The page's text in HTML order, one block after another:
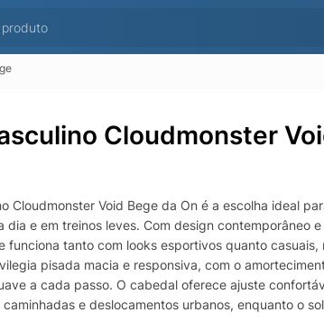
Cloudmonster
Cloudmonster Void Bege da On é a escolha ideal
dia e em treinos leves. Com design contemporâneo
funciona tanto com looks esportivos quanto
pisada macia e responsiva, com o
a cada passo. O cabedal oferece ajuste
e deslocamentos urbanos, enquanto o